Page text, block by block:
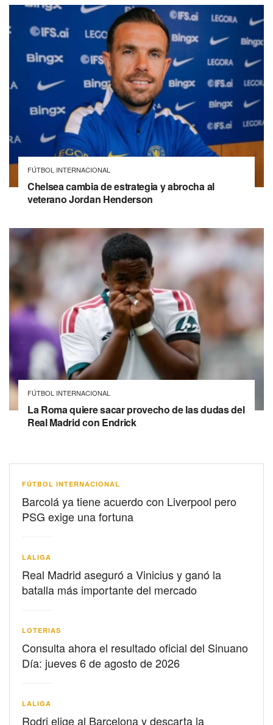
FÚTBOL INTERNACIONAL
Chelsea cambia de estrategia y abrocha al
veterano Jordan Henderson
FÚTBOL INTERNACIONAL
La Roma quiere sacar provecho de las dudas del
Real Madrid con Endrick
FÚTBOL INTERNACIONAL
Barcolá ya tiene acuerdo con Liverpool pero
PSG exige una fortuna
LALIGA
Real Madrid aseguró a Vinicius y ganó la
batalla más importante del mercado
LOTERIAS
Consulta ahora el resultado oficial del Sinuano
Día: jueves 6 de agosto de 2026
LALIGA
Rodri elige al Barcelona y descarta la